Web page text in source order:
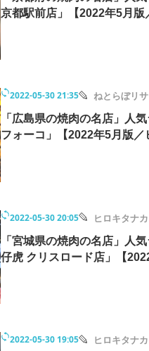
京都駅前店」【2022年5月版
2022-05-30 21:35 ねとらぼリ
「広島県の焼肉の名店」人
フォーコ」【2022年5月版／
2022-05-30 20:05 ヒロキタナカ
「宮城県の焼肉の名店」人
仔虎 クリスロード店」【
2022-05-30 19:05 ヒロキタナカ